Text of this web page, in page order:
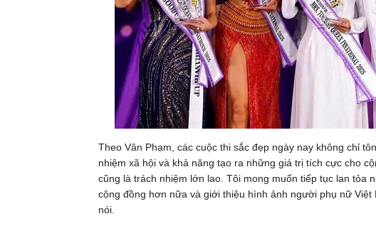
Theo Vân Phạm, các cuộc thi sắc đẹp ngày nay không chỉ
nhiệm xã hội và khả năng tạo ra những giá trị tích cực cho
cũng là trách nhiệm lớn lao. Tôi mong muốn tiếp tục lan tỏa
cộng đồng hơn nữa và giới thiệu hình ảnh người phụ nữ
nói.